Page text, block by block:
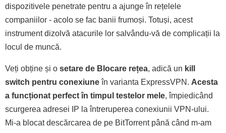
dispozitivele penetrate pentru a ajunge în rețelele
companiilor - acolo se fac banii frumoși. Totuși, acest
instrument dizolvă atacurile lor salvându-vă de complicații la
locul de muncă.
Veți obține și o setare de Blocare rețea, adică un kill
switch pentru conexiuneîn varianta ExpressVPN. Acesta
a funcționat perfect în timpul testelor mele, împiedicând
scurgerea adresei IP la întreruperea conexiunii VPN-ului.
Mi-a blocat descărcarea de pe BitTorrent până când m-am